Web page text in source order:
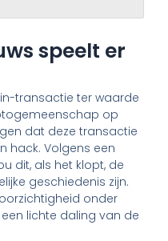
speelt er
transactie ter waarde
op
dat deze transactie
hack. Volgens een
dit, als het klopt, de
geschiedenis zijn.
onder
lichte daling van de